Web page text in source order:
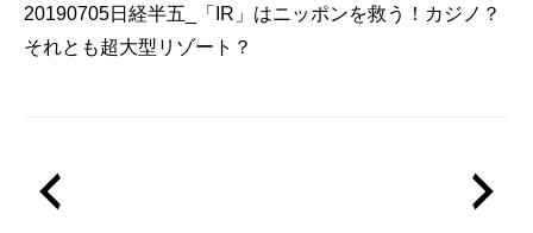
20190705日経半五_「IR」はニッポンを救う！カジノ？
それとも超大型リゾート？